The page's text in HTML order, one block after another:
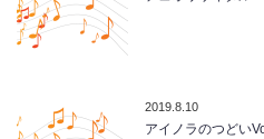
2019.8.10
アイノラのつどい